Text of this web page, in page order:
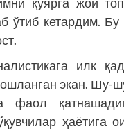
ўтиб кетардим. Бу
илк
экан. Шу-
фаол
ҳаётига